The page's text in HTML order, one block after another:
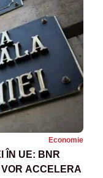
Economie
ÎN UE: BNR
ACCELERA